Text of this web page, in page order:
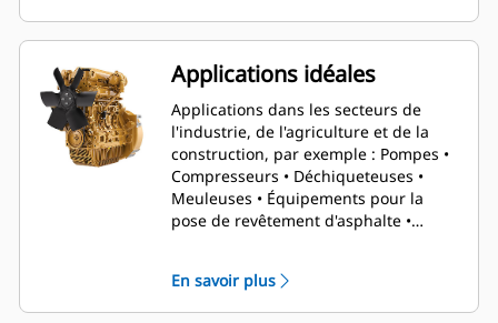
Applications idéales
Applications dans les secteurs de
l'industrie, de l'agriculture et de la
construction, par exemple : Pompes •
Compresseurs • Déchiqueteuses •
Meuleuses • Équipements pour la
pose de revêtement d'asphalte •
Tracteurs • Chargeurs à bras
télescopique •
En savoir plus